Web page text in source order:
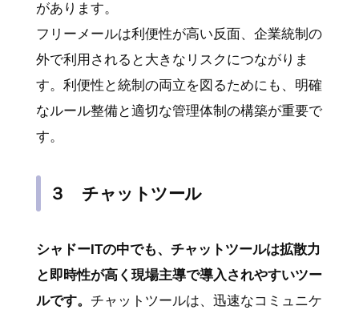
があります。
フリーメールは利便性が高い反面、企業統制の
外で利用されると大きなリスクにつながりま
す。利便性と統制の両立を図るためにも、明確
なルール整備と適切な管理体制の構築が重要で
す。
３ チャットツール
シャドーITの中でも、チャットツールは拡散力
と即時性が高く現場主導で導入されやすいツー
ルです。 チャットツールは、迅速なコミュニケ